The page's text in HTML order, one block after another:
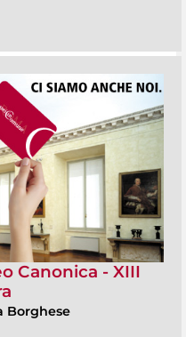
Canonica - XIII
Borghese